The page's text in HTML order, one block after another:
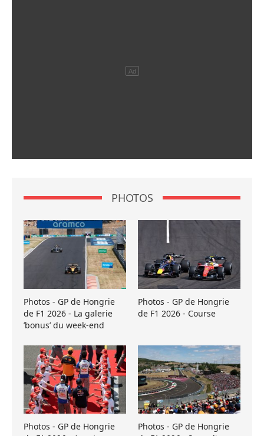
PHOTOS
Photos - GP de Hongrie
de F1 2026 - La galerie
’bonus’ du week-end
Photos - GP de Hongrie
de F1 2026 - Course
Photos - GP de Hongrie
Photos - GP de Hongrie